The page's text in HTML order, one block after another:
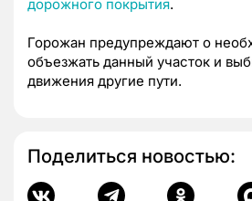
дорожного покрытия.
Горожан предупреждают о
объезжать данный участок и
движения другие пути.
Поделиться новостью: